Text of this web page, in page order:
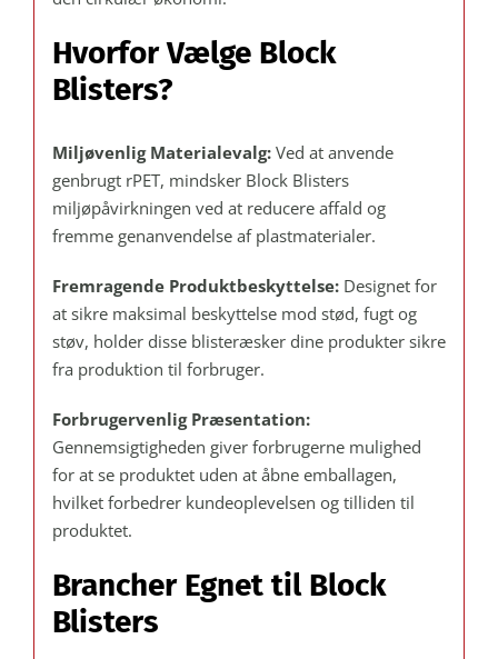
Hvorfor Vælge Block
Blisters?
Miljøvenlig Materialevalg:Ved at anvende
genbrugt rPET, mindsker Block Blisters
miljøpåvirkningen ved at reducere affald og
fremme genanvendelse af plastmaterialer.
Fremragende Produktbeskyttelse:Designet for
at sikre maksimal beskyttelse mod stød, fugt og
støv, holder disse blisteræsker dine produkter sikre
fra produktion til forbruger.
Forbrugervenlig Præsentation:
Gennemsigtigheden giver forbrugerne mulighed
for at se produktet uden at åbne emballagen,
hvilket forbedrer kundeoplevelsen og tilliden til
produktet.
Brancher Egnet til Block
Blisters